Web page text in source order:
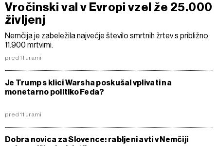
Vročinski val v Evropi vzel že 25.000
življenj
Nemčija je zabeležila največje število smrtnih žrtev s približno
11.900 mrtvimi.
pred 11 urami
Je Trump s klici Warsha poskušal vplivati na
monetarno politiko Feda?
pred 11 urami
Dobra novica za Slovence: rabljeni avti v Nemčiji